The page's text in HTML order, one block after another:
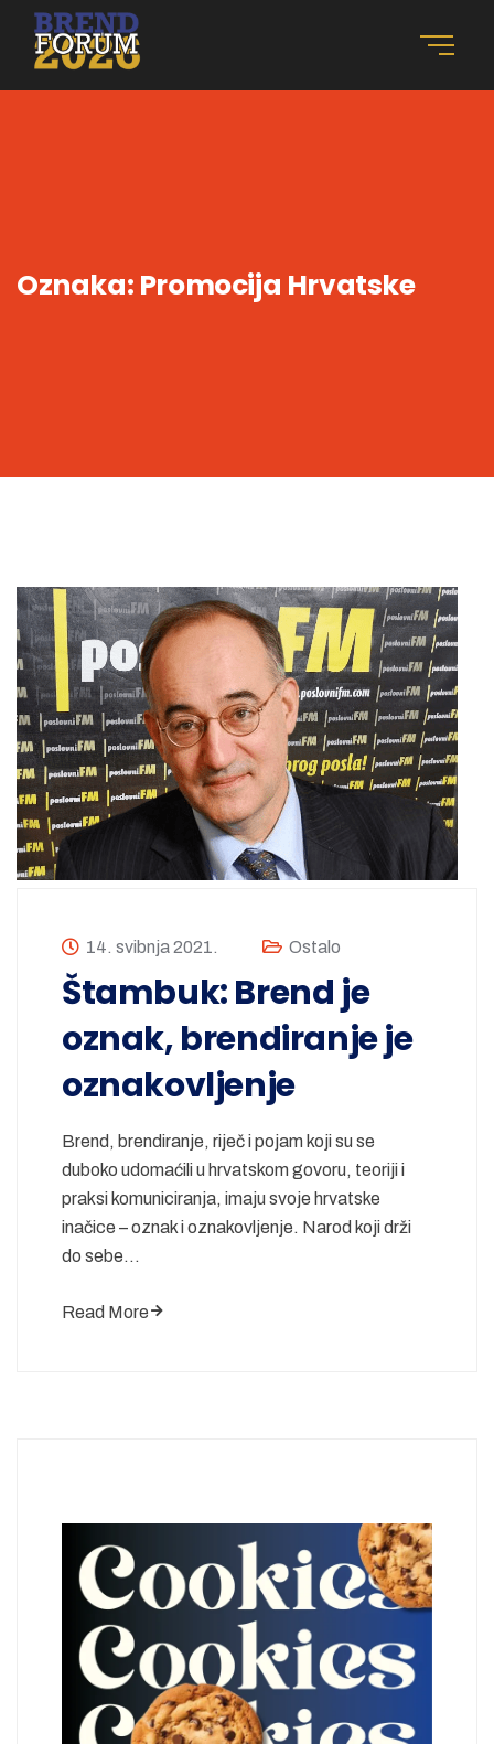
Oznaka: Promocija Hrvatske
14. svibnja 2021. Ostalo
Štambuk: Brend je
oznak, brendiranje je
oznakovljenje
Brend, brendiranje, riječ i pojam koji su se
duboko udomaćili u hrvatskom govoru, teoriji i
praksi komuniciranja, imaju svoje hrvatske
inačice – oznak i oznakovljenje. Narod koji drži
do sebe…
Read More